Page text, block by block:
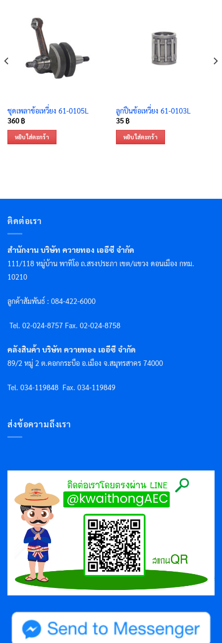
ชุดเพลาข้อเหวี่ยง 61-0105L
360 ฿
หยิบใส่ตะกร้า
ลูกปืนข้อเหวี่ยง 61-0103L
35 ฿
หยิบใส่ตะกร้า
ติดต่อเรา
สำนักงาน บริษัท ควายทอง เออีซี จำกัด
111/118 หมู่บ้าน พาทิโอ ถ.สรงประภา เขต/แขวง ดอนเมือง กทม.
10210
ลูกค้าสัมพันธ์ : 084-422-6000
Tel. 02-024-8757 Fax. 02-024-8758
คลังสินค้า บริษัท ควายทอง เออีซี จำกัด
89/2 หมู่ 2 ต.คอกกระบือ อ.เมือง จ.สมุทรสาคร 74000
Tel. 034-119848 Fax. 034-119849
ส่งข้อความถึงเรา